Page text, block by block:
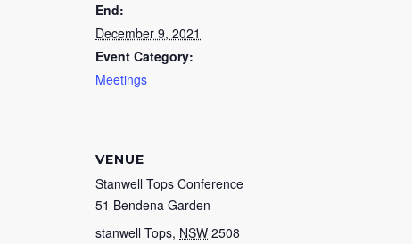
End:
December 9, 2021
Event Category:
Meetings
VENUE
Stanwell Tops Conference
51 Bendena Garden
stanwell Tops, NSW 2508